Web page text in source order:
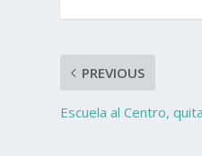
PREVIOUS
Escuela al Centro,